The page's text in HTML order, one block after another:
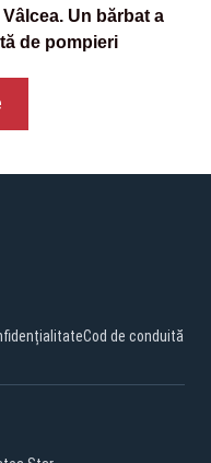
Un bărbat a
de pompieri
Cod de conduită